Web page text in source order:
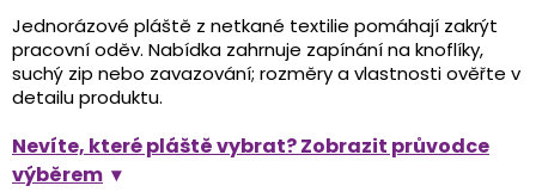
Jednorázové pláště z netkané textilie pomáhají zakrýt
pracovní oděv. Nabídka zahrnuje zapínání na knoflíky,
suchý zip nebo zavazování; rozměry a vlastnosti ověřte v
detailu produktu.
Nevíte, které pláště vybrat? Zobrazit průvodce
výběrem